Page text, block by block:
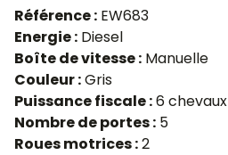
Référence : EW683
Energie : Diesel
Boîte de vitesse : Manuelle
Couleur :Gris
Puissance fiscale :6 chevaux
Nombre de portes : 5
Roues motrices :2